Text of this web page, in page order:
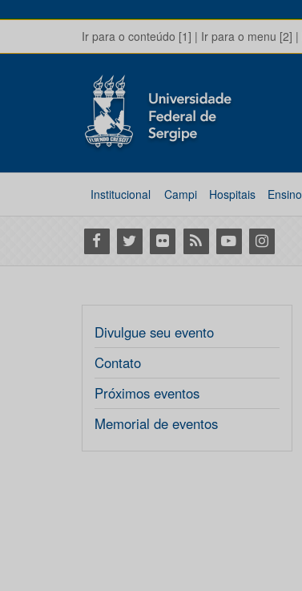
Ir para o conteúdo [1] | Ir para o menu [2] |
Institucional Campi Hospitais Ensino
Facebook
Twitter Flickr RSS YoutubeInstagram
Divulgue seu evento
Contato
Próximos eventos
Memorial de eventos